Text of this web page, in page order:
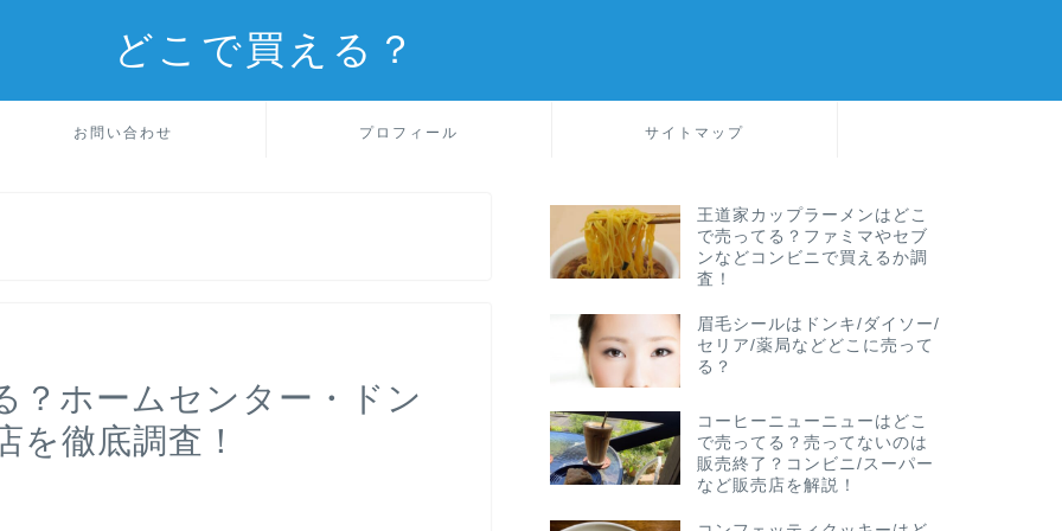
どこで買える？
お問い合わせ プロフィール サイトマップ
？ホームセンター・ドン
を徹底調査！
王道家カップラーメンはどこ
で売ってる？ファミマやセブ
ンなどコンビニで買えるか調
査！
眉毛シールはドンキ/ダイソー/
セリア/薬局などどこに売って
る？
コーヒーニューニューはどこ
で売ってる？売ってないのは
販売終了？コンビニ/スーパー
など販売店を解説！